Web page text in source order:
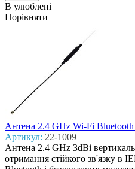
В улюблені
Порівняти
Антена 2.4 GHz Wi-Fi
Артикул: 22-1009
Антена 2.4 GHz 3dBi
отримання стійкого зв'язку в